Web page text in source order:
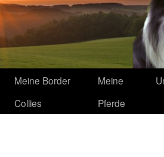
Meine Border
Collies
Meine
Pferde